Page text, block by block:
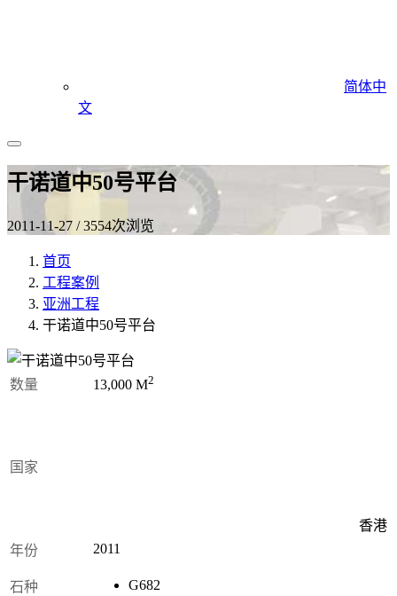
简体中
文
干诺道中50号平台
2011-11-27 / 3554次浏览
首页
工程案例
亚洲工程
干诺道中50号平台
数量 13,000 M2
国家
香港
年份
2011
石种 G682